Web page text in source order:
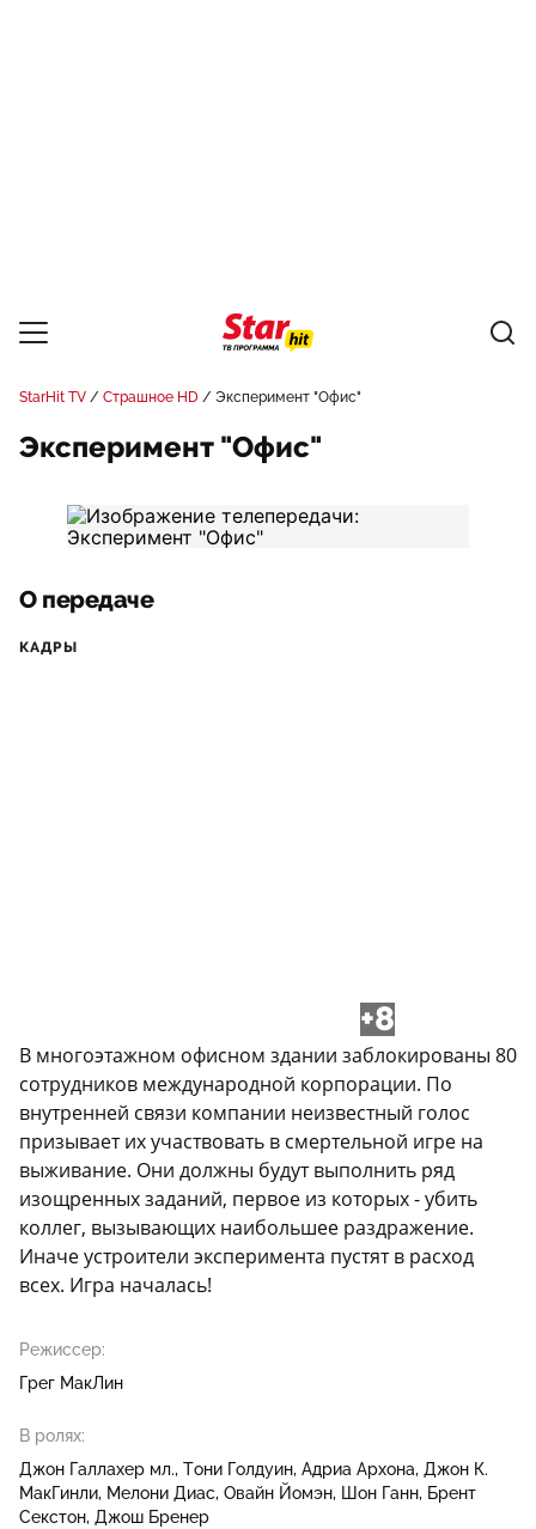
StarHit TV Страшное HD Эксперимент "Офис"
Эксперимент "Офис"
О передаче
КАДРЫ
+8
В многоэтажном офисном здании заблокированы 80
сотрудников международной корпорации. По
внутренней связи компании неизвестный голос
призывает их участвовать в смертельной игре на
выживание. Они должны будут выполнить ряд
изощренных заданий, первое из которых - убить
коллег, вызывающих наибольшее раздражение.
Иначе устроители эксперимента пустят в расход
всех. Игра началась!
Режиссер:
Грег МакЛин
В ролях:
Джон Галлахер мл. Тони Голдуин Адриа Архона Джон К.
МакГинли Мелони Диас Овайн Йомэн Шон Ганн Брент
Секстон Джош Бренер